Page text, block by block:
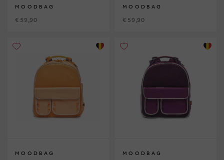
MOODBAG
€ 59,90
MOODBAG
€ 59,90
MOODBAG MOODBAG